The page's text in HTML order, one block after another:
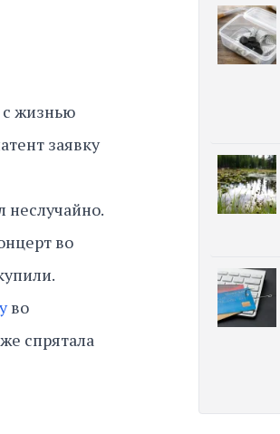
жизнью
заявку
неслучайно.
во
во
спрятала